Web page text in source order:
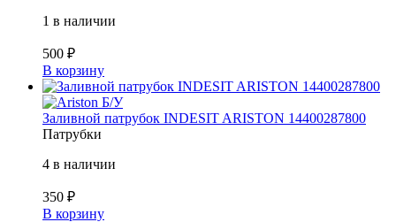
1 в наличии
500 ₽
В корзину
Б/У
Заливной патрубок INDESIT ARISTON 14400287800
Патрубки
4 в наличии
350 ₽
В корзину